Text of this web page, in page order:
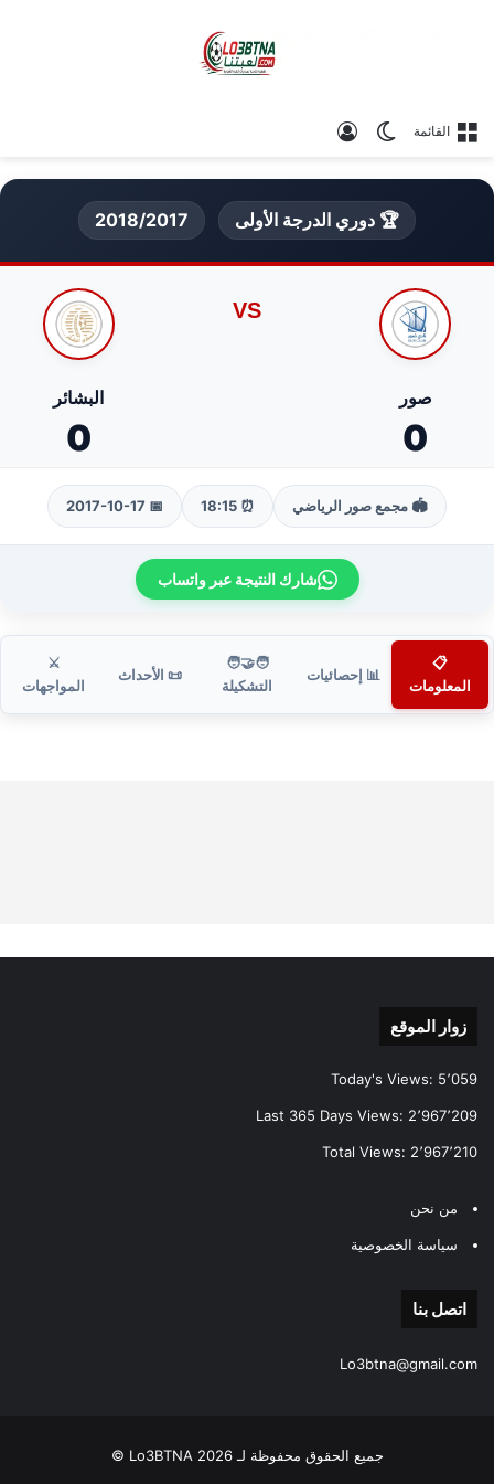
القائمة الوضع المظلم
🏆 دوري الدرجة الأولى 2018/2017
صور
0
VS
البشائر
0
🏟️ مجمع صور الرياضي ⏰ 18:15
📅 2017-10-17
شارك النتيجة عبر واتساب
📋
المعلومات
📊 إحصائيات
🧑‍🤝‍🧑
التشكيلة
📜 الأحداث
⚔️
المواجهات
زوار الموقع
Today's Views: 5٬059
Last 365 Days Views: 2٬967٬209
Total Views: 2٬967٬210
من نحن
سياسة الخصوصية
اتصل بنا
Lo3btna@gmail.com
جميع الحقوق محفوظة لـ Lo3BTNA 2026 ©